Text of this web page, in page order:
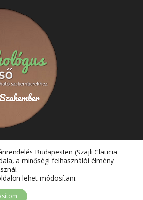
| Az oldalt a
Budapesten (Szajli Claudia
a minőségi felhasználói élmény
lehet módosítani.